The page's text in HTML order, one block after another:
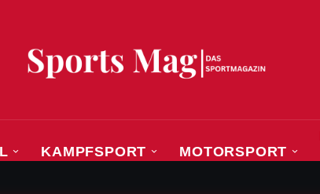
KAMPFSPORT MOTORSPORT